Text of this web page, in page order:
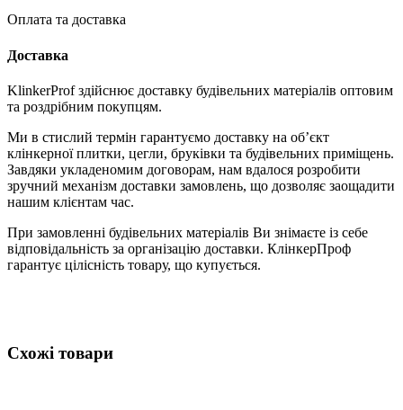
Оплата та доставка
Доставка
KlinkerProf здійснює доставку будівельних матеріалів оптовим
та роздрібним покупцям.
Ми в стислий термін гарантуємо доставку на об’єкт
клінкерної плитки, цегли, бруківки та будівельних приміщень.
Завдяки укладеномим договорам, нам вдалося розробити
зручний механізм доставки замовлень, що дозволяє заощадити
нашим клієнтам час.
При замовленні будівельних матеріалів Ви знімаєте із себе
відповідальність за організацію доставки. КлінкерПроф
гарантує цілісність товару, що купується.
Схожі товари